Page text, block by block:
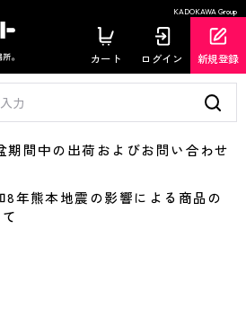
KADOKAWA Group
カート ログイン 新規登録
間中の出荷およびお問い合わせ
熊本地震の影響による商品の